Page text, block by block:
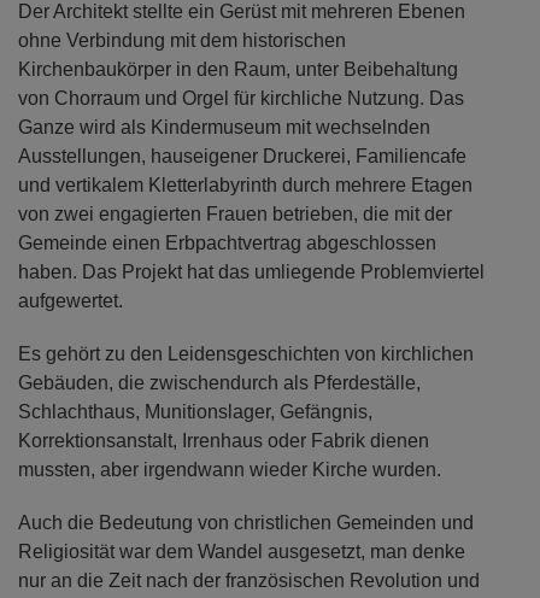
Der Architekt stellte ein Gerüst mit mehreren Ebenen
ohne Verbindung mit dem historischen
Kirchenbaukörper in den Raum, unter Beibehaltung
von Chorraum und Orgel für kirchliche Nutzung. Das
Ganze wird als Kindermuseum mit wechselnden
Ausstellungen, hauseigener Druckerei, Familiencafe
und vertikalem Kletterlabyrinth durch mehrere Etagen
von zwei engagierten Frauen betrieben, die mit der
Gemeinde einen Erbpachtvertrag abgeschlossen
haben. Das Projekt hat das umliegende Problemviertel
aufgewertet.
Es gehört zu den Leidensgeschichten von kirchlichen
Gebäuden, die zwischendurch als Pferdeställe,
Schlachthaus, Munitionslager, Gefängnis,
Korrektionsanstalt, Irrenhaus oder Fabrik dienen
mussten, aber irgendwann wieder Kirche wurden.
Auch die Bedeutung von christlichen Gemeinden und
Religiosität war dem Wandel ausgesetzt, man denke
nur an die Zeit nach der französischen Revolution und